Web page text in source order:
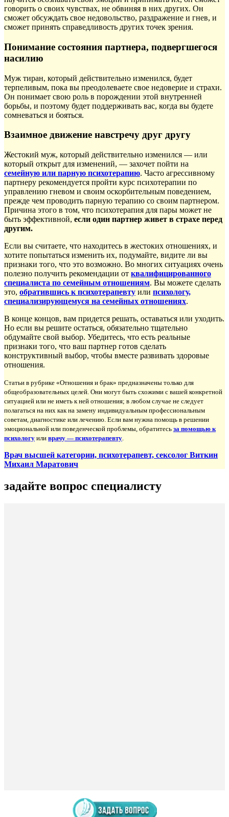
говорить о своих чувствах, не обвиняя в них других. Он
сможет обсуждать свое недовольство, раздражение и гнев, и
сможет принять справедливость других точек зрения.
Понимание состояния партнера, подвергшегося
насилию
Муж тиран, который действительно изменился, будет
терпеливым, пока вы преодолеваете свое недоверие и страхи.
Он понимает свою роль в порождении этой внутренней
борьбы, и поэтому будет поддерживать вас, когда вы будете
сомневаться и бояться.
Взаимное движение навстречу друг другу
Жестокий муж, который действительно изменился — или
который открыт для изменений, — захочет пойти на
семейную или парную психотерапию. Часто агрессивному
партнеру рекомендуется пройти курс психотерапии по
управлению гневом и своим оскорбительным поведением,
прежде чем проводить парную терапию со своим партнером.
Причина этого в том, что психотерапия для пары может не
быть эффективной, если один партнер живет в страхе перед
другим.
Если вы считаете, что находитесь в жестоких отношениях, и
хотите попытаться изменить их, подумайте, видите ли вы
признаки того, что это возможно. Во многих ситуациях очень
полезно получить рекомендации от квалифицированного
специалиста по семейным отношениям. Вы можете сделать
это, обратившись к психотерапевту или психологу,
специализирующемуся на семейных отношениях.
В конце концов, вам придется решать, оставаться или уходить.
Но если вы решите остаться, обязательно тщательно
обдумайте свой выбор. Убедитесь, что есть реальные
признаки того, что ваш партнер готов сделать
конструктивный выбор, чтобы вместе развивать здоровые
отношения.
Статьи в рубрике «Отношения и брак» предназначены только для
общеобразовательных целей. Они могут быть схожими с вашей конкретной
ситуацией или не иметь к ней отношения; в любом случае не следует
полагаться на них как на замену индивидуальным профессиональным
советам, диагностике или лечению. Если вам нужна помощь в решении
эмоциональной или поведенческой проблемы, обратитесь за помощью к
психологу или врачу — психотерапевту.
Врач высшей категории, психотерапевт, сексолог Виткин
Михаил Маратович
задайте вопрос специалисту